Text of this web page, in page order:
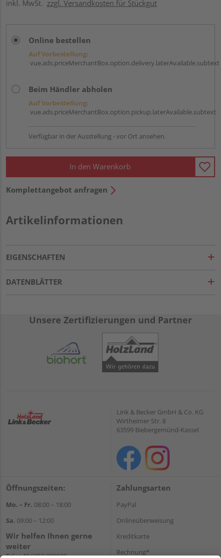
inkl. MwSt. zzgl. Versandkosten für Stückgut
Online bestellen
Auf Vorbestellung:
vue.ads.priceMerchantBox.option.delivery.laterAvailable.subtext
Beim Händler abholen
Auf Vorbestellung:
vue.ads.priceMerchantBox.option.pickup.laterAvailable.subtext
Verfügbar in der Ausstellung - vor Ort ansehen.
In den Warenkorb
Komplettangebot anfragen
Artikelinformationen
EIGENSCHAFTEN
DATENBLÄTTER
Unsere Zertifizierungen und Partner
Link & Becker GmbH & Co. KG
Wirtheimer Str. 8
63599 Biebergemünd-Kassel
Öffnungszeiten:
Mo. – Fr. 08:00 – 18:00
Sa. 09:00 – 12:00
Wir helfen Ihnen gerne
weiter
Tel.:+49 6050 908030
Zahlungsarten
PayPal
Onlineüberweisung
Kreditkarte
Rechnung*